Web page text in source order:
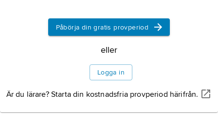
Information om artikeln
Påbörja din gratis provperiod
eller
Logga in
Är du lärare? Starta din kostnadsfria provperiod härifrån.